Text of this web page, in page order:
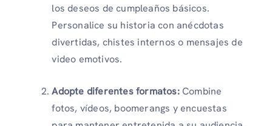
los deseos de cumpleaños básicos.
Personalice su historia con anécdotas
divertidas, chistes internos o mensajes de
video emotivos.
Adopte diferentes formatos:Combine
fotos, vídeos, boomerangs y encuestas